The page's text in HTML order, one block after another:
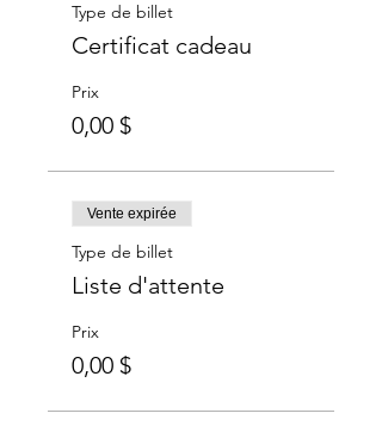
Type de billet
Certificat cadeau
Prix
0,00 $
Vente expirée
Type de billet
Liste d'attente
Prix
0,00 $